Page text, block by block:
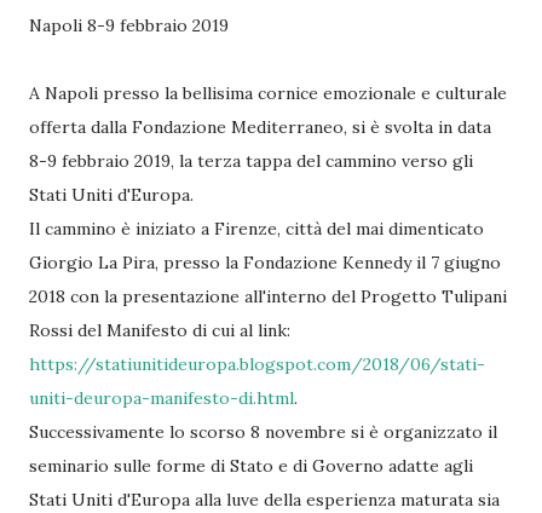
Napoli 8-9 febbraio 2019
A Napoli presso la bellisima cornice emozionale e culturale
offerta dalla Fondazione Mediterraneo, si è svolta in data
8-9 febbraio 2019, la terza tappa del cammino verso gli
Stati Uniti d'Europa.
Il cammino è iniziato a Firenze, città del mai dimenticato
Giorgio La Pira, presso la Fondazione Kennedy il 7 giugno
2018 con la presentazione all'interno del Progetto Tulipani
Rossi del Manifesto di cui al link:
https://statiunitideuropa.blogspot.com/2018/06/stati-
uniti-deuropa-manifesto-di.html.
Successivamente lo scorso 8 novembre si è organizzato il
seminario sulle forme di Stato e di Governo adatte agli
Stati Uniti d'Europa alla luve della esperienza maturata sia